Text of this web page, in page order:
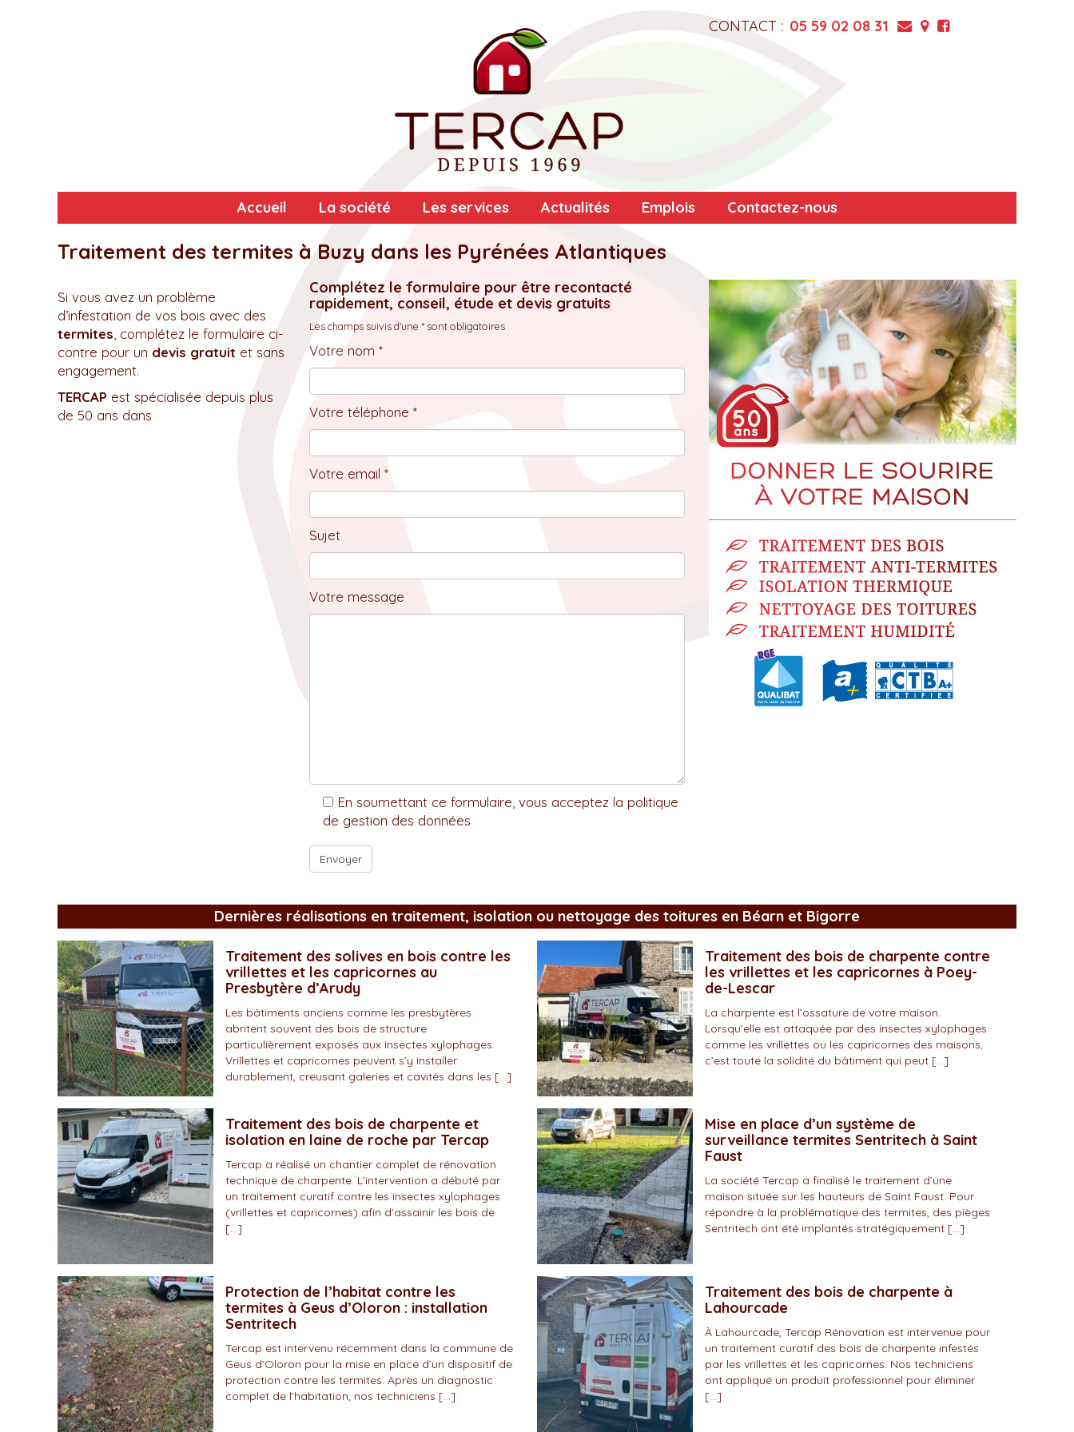
CONTACT : 05 59 02 08 31
Accueil La société Les services Actualités Emplois Contactez-nous
Traitement des termites à Buzy dans les Pyrénées Atlantiques
Si vous avez un problème
d’infestation de vos bois avec des
termites , complétez le formulaire ci-
contre pour un devis gratuit et sans
engagement.
TERCAP est spécialisée depuis plus
de 50 ans dans
Complétez le formulaire pour être recontacté
rapidement, conseil, étude et devis gratuits
Les champs suivis d'une * sont obligatoires
Votre nom *
Votre téléphone *
Votre email *
Sujet
Votre message
En soumettant ce formulaire, vous acceptez la politique
de gestion des données
Dernières réalisations en traitement, isolation ou nettoyage des toitures en Béarn et Bigorre
Traitement des solives en bois contre les
vrillettes et les capricornes au
Presbytère d’Arudy
Les bâtiments anciens comme les presbytères
abritent souvent des bois de structure
particulièrement exposés aux insectes xylophages.
Vrillettes et capricornes peuvent s’y installer
durablement, creusant galeries et cavités dans les […]
Traitement des bois de charpente contre
les vrillettes et les capricornes à Poey-
de-Lescar
La charpente est l’ossature de votre maison.
Lorsqu’elle est attaquée par des insectes xylophages
comme les vrillettes ou les capricornes des maisons,
c’est toute la solidité du bâtiment qui peut […]
Traitement des bois de charpente et
isolation en laine de roche par Tercap
Tercap a réalisé un chantier complet de rénovation
technique de charpente. L’intervention a débuté par
un traitement curatif contre les insectes xylophages
(vrillettes et capricornes) afin d’assainir les bois de
[…]
Mise en place d’un système de
surveillance termites Sentritech à Saint
Faust
La société Tercap a finalisé le traitement d’une
maison située sur les hauteurs de Saint Faust. Pour
répondre à la problématique des termites, des pièges
Sentritech ont été implantés stratégiquement […]
Protection de l’habitat contre les
termites à Geus d’Oloron : installation
Sentritech
Tercap est intervenu récemment dans la commune de
Geus d’Oloron pour la mise en place d’un dispositif de
protection contre les termites. Après un diagnostic
complet de l’habitation, nos techniciens […]
Traitement des bois de charpente à
Lahourcade
À Lahourcade, Tercap Rénovation est intervenue pour
un traitement curatif des bois de charpente infestés
par les vrillettes et les capricornes. Nos techniciens
ont appliqué un produit professionnel pour éliminer
[…]